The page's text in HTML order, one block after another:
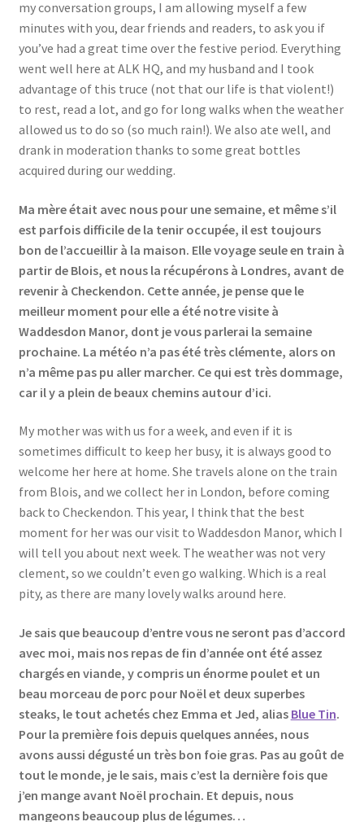
my conversation groups, I am allowing myself a few
minutes with you, dear friends and readers, to ask you if
you’ve had a great time over the festive period. Everything
went well here at ALK HQ, and my husband and I took
advantage of this truce (not that our life is that violent!)
to rest, read a lot, and go for long walks when the weather
allowed us to do so (so much rain!). We also ate well, and
drank in moderation thanks to some great bottles
acquired during our wedding.
Ma mère était avec nous pour une semaine, et même s’il
est parfois difficile de la tenir occupée, il est toujours
bon de l’accueillir à la maison. Elle voyage seule en train à
partir de Blois, et nous la récupérons à Londres, avant de
revenir à Checkendon. Cette année, je pense que le
meilleur moment pour elle a été notre visite à
Waddesdon Manor, dont je vous parlerai la semaine
prochaine. La météo n’a pas été très clémente, alors on
n’a même pas pu aller marcher. Ce qui est très dommage,
car il y a plein de beaux chemins autour d’ici.
My mother was with us for a week, and even if it is
sometimes difficult to keep her busy, it is always good to
welcome her here at home. She travels alone on the train
from Blois, and we collect her in London, before coming
back to Checkendon. This year, I think that the best
moment for her was our visit to Waddesdon Manor, which I
will tell you about next week. The weather was not very
clement, so we couldn’t even go walking. Which is a real
pity, as there are many lovely walks around here.
Je sais que beaucoup d’entre vous ne seront pas d’accord
avec moi, mais nos repas de fin d’année ont été assez
chargés en viande, y compris un énorme poulet et un
beau morceau de porc pour Noël et deux superbes
steaks, le tout achetés chez Emma et Jed, alias Blue Tin.
Pour la première fois depuis quelques années, nous
avons aussi dégusté un très bon foie gras. Pas au goût de
tout le monde, je le sais, mais c’est la dernière fois que
j’en mange avant Noël prochain. Et depuis, nous
mangeons beaucoup plus de légumes…